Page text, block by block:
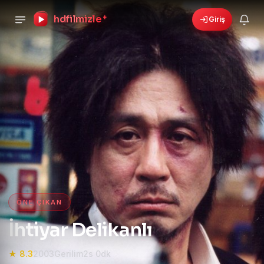
hdfilmizle + Giriş
🎁 6 yeni fırsat! Bonusları gör›
HD Film izle — HD Film İzle,
ÖNE ÇIKAN
İhtiyar Delikanlı
★ 8.32003 Gerilim2s 0dk